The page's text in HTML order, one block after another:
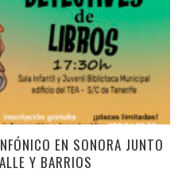
EN SONORA JUNTO
Y BARRIOS